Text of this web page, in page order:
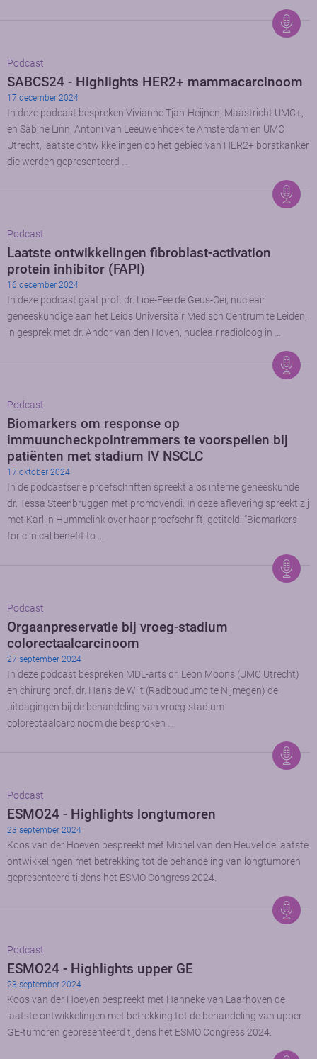
Podcast
SABCS24 - Highlights HER2+ mammacarcinoom
17 december 2024
In deze podcast bespreken Vivianne Tjan-Heijnen, Maastricht UMC+,
en Sabine Linn, Antoni van Leeuwenhoek te Amsterdam en UMC
Utrecht, laatste ontwikkelingen op het gebied van HER2+ borstkanker
die werden gepresenteerd …
Podcast
Laatste ontwikkelingen fibroblast-activation
protein inhibitor (FAPI)
16 december 2024
In deze podcast gaat prof. dr. Lioe-Fee de Geus-Oei, nucleair
geneeskundige aan het Leids Universitair Medisch Centrum te Leiden,
in gesprek met dr. Andor van den Hoven, nucleair radioloog in …
Podcast
Biomarkers om response op
immuuncheckpointremmers te voorspellen bij
patiënten met stadium IV NSCLC
17 oktober 2024
In de podcastserie proefschriften spreekt aios interne geneeskunde
dr. Tessa Steenbruggen met promovendi. In deze aflevering spreekt zij
met Karlijn Hummelink over haar proefschrift, getiteld: “Biomarkers
for clinical benefit to …
Podcast
Orgaanpreservatie bij vroeg-stadium
colorectaalcarcinoom
27 september 2024
In deze podcast bespreken MDL-arts dr. Leon Moons (UMC Utrecht)
en chirurg prof. dr. Hans de Wilt (Radboudumc te Nijmegen) de
uitdagingen bij de behandeling van vroeg-stadium
colorectaalcarcinoom die besproken …
Podcast
ESMO24 - Highlights longtumoren
23 september 2024
Koos van der Hoeven bespreekt met Michel van den Heuvel de laatste
ontwikkelingen met betrekking tot de behandeling van longtumoren
gepresenteerd tijdens het ESMO Congress 2024.
Podcast
ESMO24 - Highlights upper GE
23 september 2024
Koos van der Hoeven bespreekt met Hanneke van Laarhoven de
laatste ontwikkelingen met betrekking tot de behandeling van upper
GE-tumoren gepresenteerd tijdens het ESMO Congress 2024.